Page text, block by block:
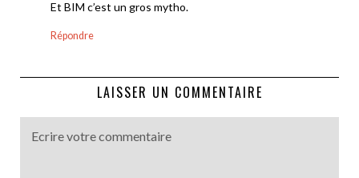
Et BIM c’est un gros mytho.
Répondre
LAISSER UN COMMENTAIRE